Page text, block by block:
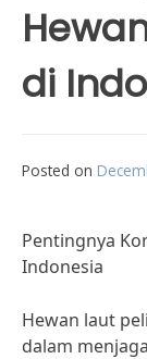
di
Posted on
Pentingnya
Indonesia
Hewan laut
dalam